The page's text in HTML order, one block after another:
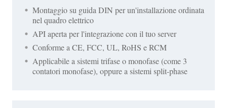
Montaggio su guida DIN per un'installazione ordinata
nel quadro elettrico
API aperta per l'integrazione con il tuo server
Conforme a CE, FCC, UL, RoHS e RCM
Applicabile a sistemi trifase o monofase (come 3
contatori monofase), oppure a sistemi split-phase